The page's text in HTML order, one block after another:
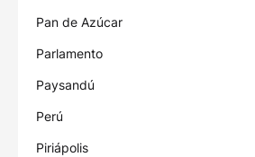
Pan de Azúcar
Parlamento
Paysandú
Perú
Piriápolis